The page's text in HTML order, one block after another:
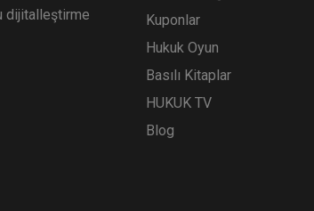
dijitalleştirme
Kuponlar
Hukuk Oyun
Basılı Kitaplar
HUKUK TV
Blog